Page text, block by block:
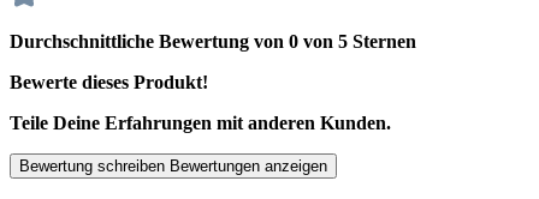
Durchschnittliche Bewertung von 0 von 5 Sternen
Bewerte dieses Produkt!
Teile Deine Erfahrungen mit anderen Kunden.
Bewertung schreiben Bewertungen anzeigen